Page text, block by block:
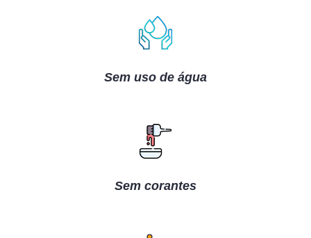
Sem uso de água
Sem corantes